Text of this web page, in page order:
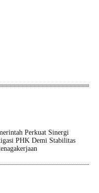
Perkuat Sinergi
PHK Demi Stabilitas